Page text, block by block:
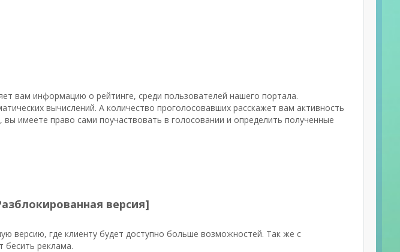
вам информацию о рейтинге, среди пользователей нашего портала.
вычислений. А количество проголосовавших расскажет вам активность
имеете право сами поучаствовать в голосовании и определить полученные
версия]
версию, где клиенту будет доступно больше возможностей. Так же с
бесить реклама.